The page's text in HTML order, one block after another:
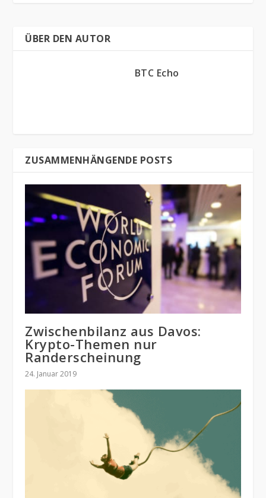
ÜBER DEN AUTOR
BTC Echo
ZUSAMMENHÄNGENDE POSTS
Zwischenbilanz aus Davos:
Krypto-Themen nur
Randerscheinung
24. Januar 2019